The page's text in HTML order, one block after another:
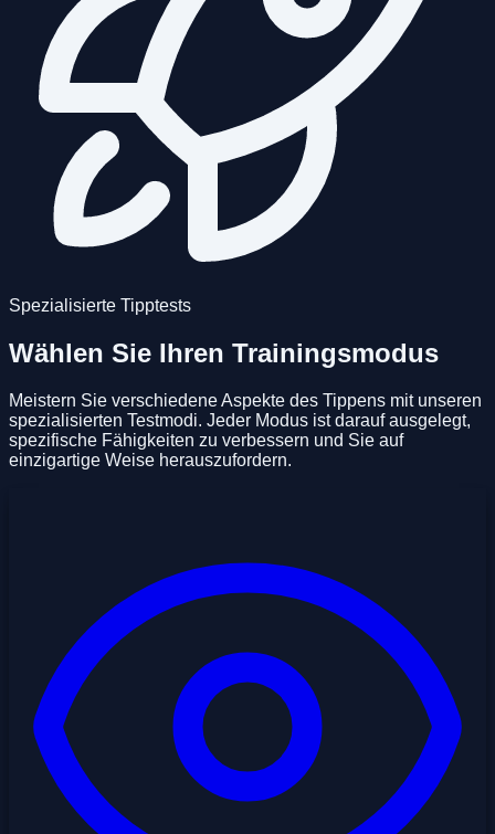
Spezialisierte Tipptests
Wählen Sie Ihren Trainingsmodus
Meistern Sie verschiedene Aspekte des Tippens mit unseren
spezialisierten Testmodi. Jeder Modus ist darauf ausgelegt,
spezifische Fähigkeiten zu verbessern und Sie auf
einzigartige Weise herauszufordern.